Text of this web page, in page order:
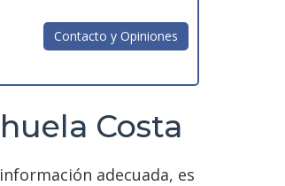
Contacto y Opiniones
Costa
adecuada, es